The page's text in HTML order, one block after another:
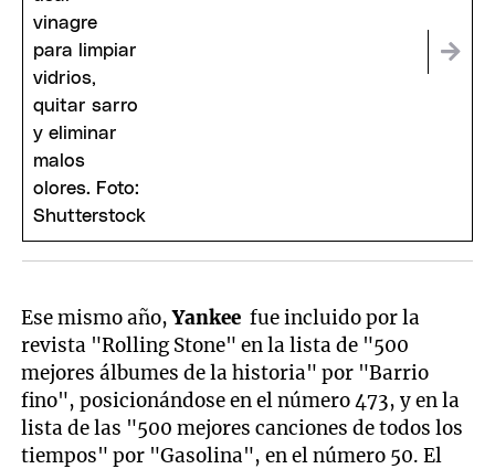
Ese mismo año,Yankee fue incluido por la
revista "Rolling Stone" en la lista de "500
mejores álbumes de la historia" por "Barrio
fino", posicionándose en el número 473, y en la
lista de las "500 mejores canciones de todos los
tiempos" por "Gasolina", en el número 50. El